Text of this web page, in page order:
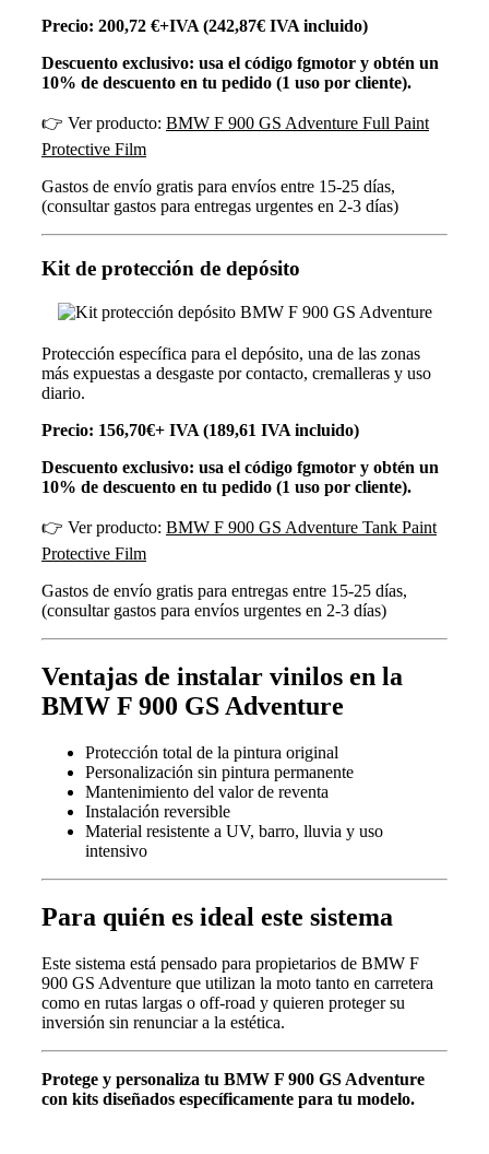
Precio: 200,72 €+IVA (242,87€ IVA incluido)
Descuento exclusivo: usa el código fgmotor y obtén un
10% de descuento en tu pedido (1 uso por cliente).
👉 Ver producto: BMW F 900 GS Adventure Full Paint
Protective Film
Gastos de envío gratis para envíos entre 15-25 días,
(consultar gastos para entregas urgentes en 2-3 días)
Kit de protección de depósito
Protección específica para el depósito, una de las zonas
más expuestas a desgaste por contacto, cremalleras y uso
diario.
Precio: 156,70€+ IVA (189,61 IVA incluido)
Descuento exclusivo: usa el código fgmotor y obtén un
10% de descuento en tu pedido (1 uso por cliente).
👉 Ver producto: BMW F 900 GS Adventure Tank Paint
Protective Film
Gastos de envío gratis para entregas entre 15-25 días,
(consultar gastos para envíos urgentes en 2-3 días)
Ventajas de instalar vinilos en la
BMW F 900 GS Adventure
Protección total de la pintura original
Personalización sin pintura permanente
Mantenimiento del valor de reventa
Instalación reversible
Material resistente a UV, barro, lluvia y uso
intensivo
Para quién es ideal este sistema
Este sistema está pensado para propietarios de BMW F
900 GS Adventure que utilizan la moto tanto en carretera
como en rutas largas o off-road y quieren proteger su
inversión sin renunciar a la estética.
Protege y personaliza tu BMW F 900 GS Adventure
con kits diseñados específicamente para tu modelo.